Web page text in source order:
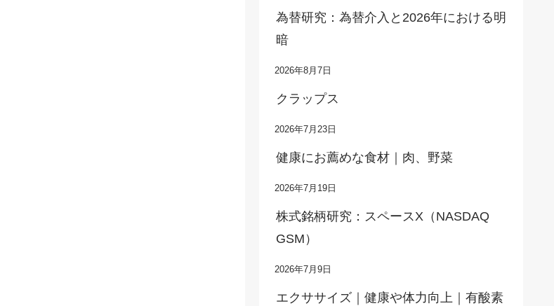
為替研究：為替介入と2026年における明
暗
2026年8月7日
クラップス
2026年7月23日
健康にお薦めな食材｜肉、野菜
2026年7月19日
株式銘柄研究：スペースX（NASDAQ
GSM）
2026年7月9日
エクササイズ｜健康や体力向上｜有酸素